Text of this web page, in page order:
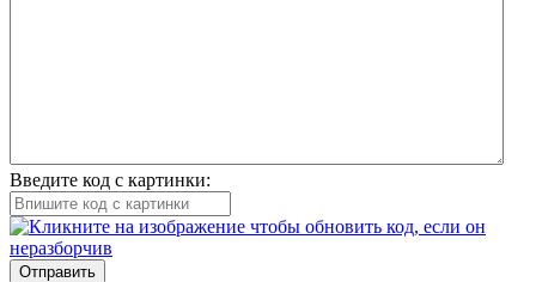
Введите код с картинки:
Отправить